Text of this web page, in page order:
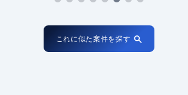
これに似た案件を探す